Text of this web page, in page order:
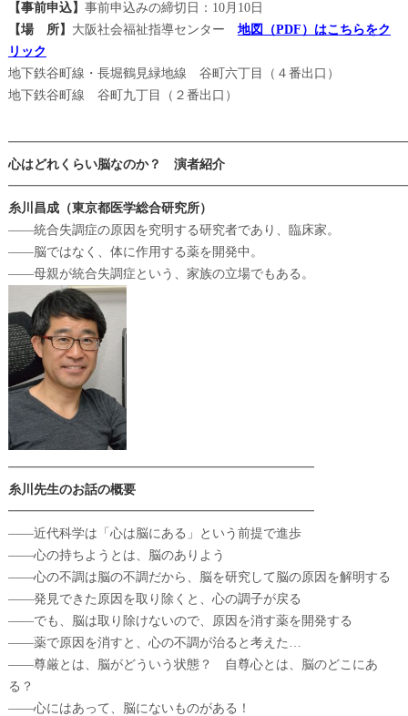
【事前申込】 事前申込みの締切日：10月10日
【場 所】 大阪社会福祉指導センター 地図（PDF）はこちらをク
リック
地下鉄谷町線・長堀鶴見緑地線 谷町六丁目（４番出口）
地下鉄谷町線 谷町九丁目（２番出口）
心はどれくらい脳なのか？ 演者紹介
糸川昌成（東京都医学総合研究所）
――統合失調症の原因を究明する研究者であり、臨床家。
――脳ではなく、体に作用する薬を開発中。
――母親が統合失調症という、家族の立場でもある。
━━━━━━━━━━━━━━━━━━━━━━━━
糸川先生のお話の概要
━━━━━━━━━━━━━━━━━━━━━━━━
――近代科学は「心は脳にある」という前提で進歩
――心の持ちようとは、脳のありよう
――心の不調は脳の不調だから、脳を研究して脳の原因を解明する
――発見できた原因を取り除くと、心の調子が戻る
――でも、脳は取り除けないので、原因を消す薬を開発する
――薬で原因を消すと、心の不調が治ると考えた…
――尊厳とは、脳がどういう状態？ 自尊心とは、脳のどこにあ
る？
――心にはあって、脳にないものがある！